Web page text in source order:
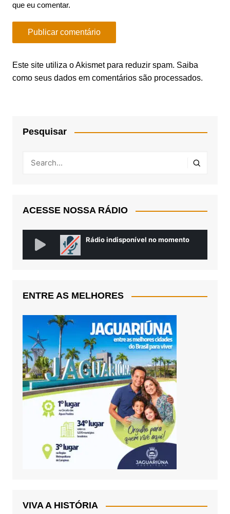
que eu comentar.
Este site utiliza o Akismet para reduzir spam. Saiba
como seus dados em comentários são processados.
Pesquisar
ACESSE NOSSA RÁDIO
ENTRE AS MELHORES
VIVA A HISTÓRIA